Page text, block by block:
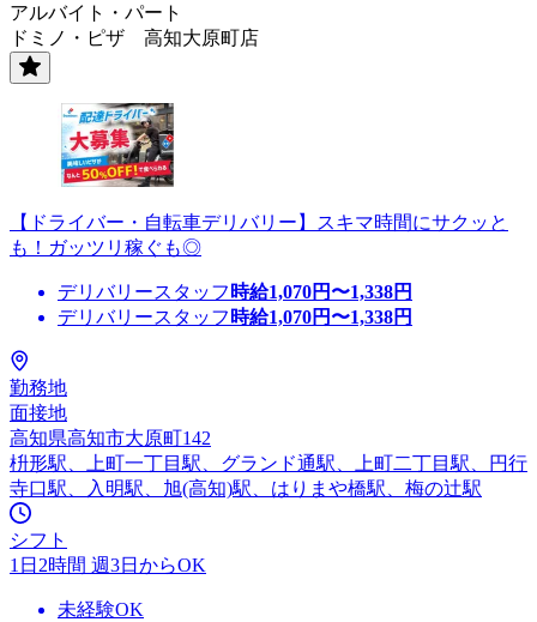
アルバイト・パート
ドミノ・ピザ 高知大原町店
【ドライバー・自転車デリバリー】スキマ時間にサクッと
も！ガッツリ稼ぐも◎
デリバリースタッフ 時給1,070円〜1,338円
デリバリースタッフ 時給1,070円〜1,338円
勤務地
面接地
高知県高知市大原町142
枡形駅、上町一丁目駅、グランド通駅、上町二丁目駅、円行
寺口駅、入明駅、旭(高知)駅、はりまや橋駅、梅の辻駅
シフト
1日2時間 週3日からOK
未経験OK